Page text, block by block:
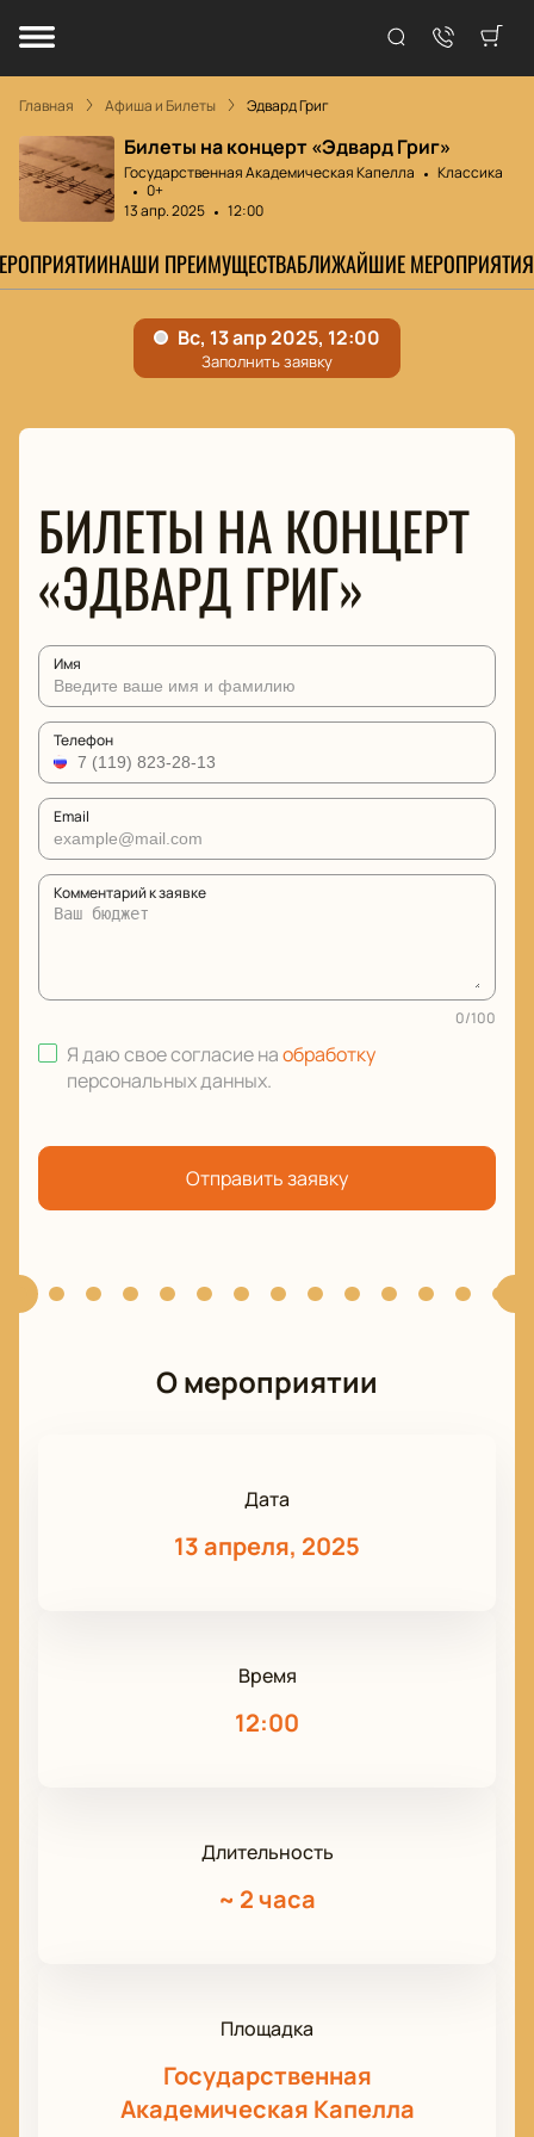
Главная Афиша и Билеты Эдвард Григ
Билеты на концерт «Эдвард Григ»
Государственная Академическая Капелла
Классика
0+
13 апр. 2025
12:00
НАШИ ПРЕИМУЩЕСТВАБЛИЖАЙШИЕ МЕРОПРИЯТИЯ
БИЛЕТЫ НА КОНЦЕРТ
«ЭДВАРД ГРИГ»
Имя
Телефон
Email
Комментарий к заявке
0/100
Я даю свое согласие наобработку
персональных данных.
Отправить заявку
О мероприятии
Дата
13 апреля, 2025
Время
12:00
Длительность
~ 2 часа
Площадка
Государственная
Академическая Капелла